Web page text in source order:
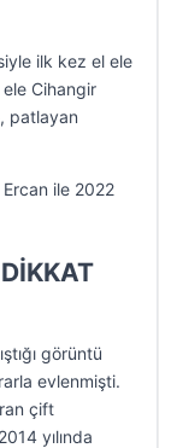
ilk kez el ele
Cihangir
patlayan
ile 2022
görüntü
evlenmişti.
çift
yılında